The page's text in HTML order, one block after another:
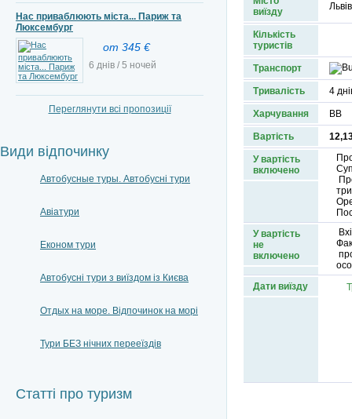
виїзду
Львів
Кількість
туристів
Транспорт
Тривалість 4
Харчування BB
Вартість
У вартість
включено
три
У вартість
не
включено
Дати виїзду
Нас приваблюють міста... Париж та
Люксембург
от 345 €
6 днів / 5 ночей
Переглянути всі пропозиції
Види відпочинку
Автобусные туры. Автобусні тури
Авіатури
Економ тури
Автобусні тури з виїздом із Києва
Отдых на море. Відпочинок на морі
Тури БЕЗ нічних перееїздів
Статті про туризм